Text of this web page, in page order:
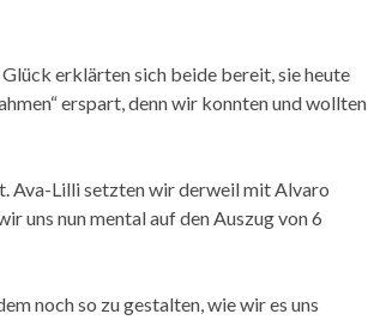
erklärten sich beide bereit, sie heute
erspart, denn wir konnten und wollten
Ava-Lilli setzten wir derweil mit Alvaro
uns nun mental auf den Auszug von 6
noch so zu gestalten, wie wir es uns